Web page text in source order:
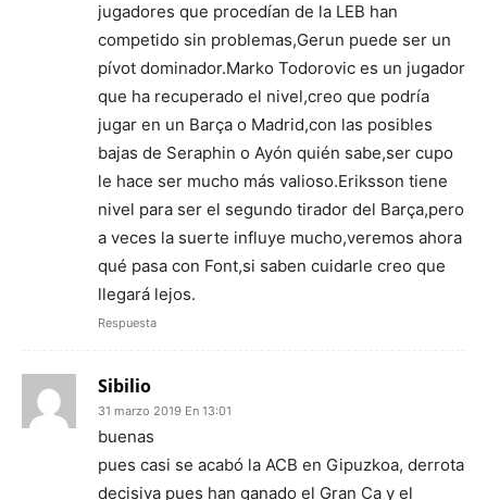
jugadores que procedían de la LEB han
competido sin problemas,Gerun puede ser un
pívot dominador.Marko Todorovic es un jugador
que ha recuperado el nivel,creo que podría
jugar en un Barça o Madrid,con las posibles
bajas de Seraphin o Ayón quién sabe,ser cupo
le hace ser mucho más valioso.Eriksson tiene
nivel para ser el segundo tirador del Barça,pero
a veces la suerte influye mucho,veremos ahora
qué pasa con Font,si saben cuidarle creo que
llegará lejos.
Respuesta
Sibilio
31 marzo 2019 En 13:01
buenas
pues casi se acabó la ACB en Gipuzkoa, derrota
decisiva pues han ganado el Gran Ca y el